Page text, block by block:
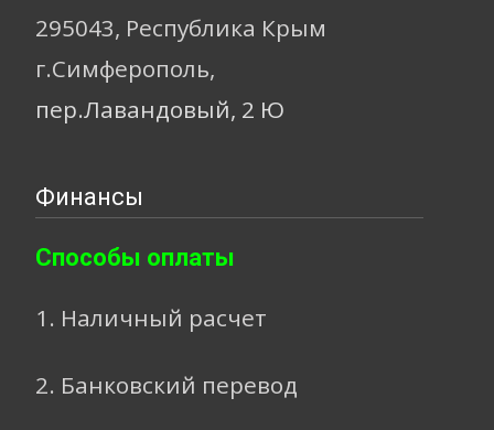
295043, Республика Крым
г.Симферополь,
пер.Лавандовый, 2 Ю
Финансы
Способы оплаты
1. Наличный расчет
2. Банковский перевод